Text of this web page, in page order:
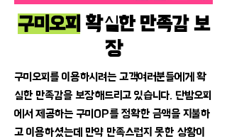
구미오피 확실한 만족감 보
장
구미오피를 이용하시려는 고객여러분들에게 확
실한 만족감을 보장해드리고 있습니다. 단밤오피
에서 제공하는 구미OP를 정확한 금액을 지불하
고 이용하셨는데 만약 만족스럽지 못한 상황이